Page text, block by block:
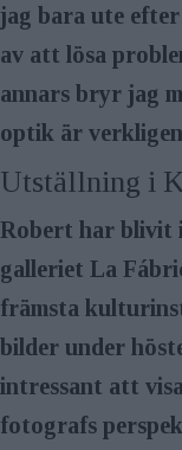
jag bara ute
av att lösa
annars bryr jag
optik är
Utställning i
Robert har blivit
galleriet La
främsta
bilder under
intressant att
fotografs